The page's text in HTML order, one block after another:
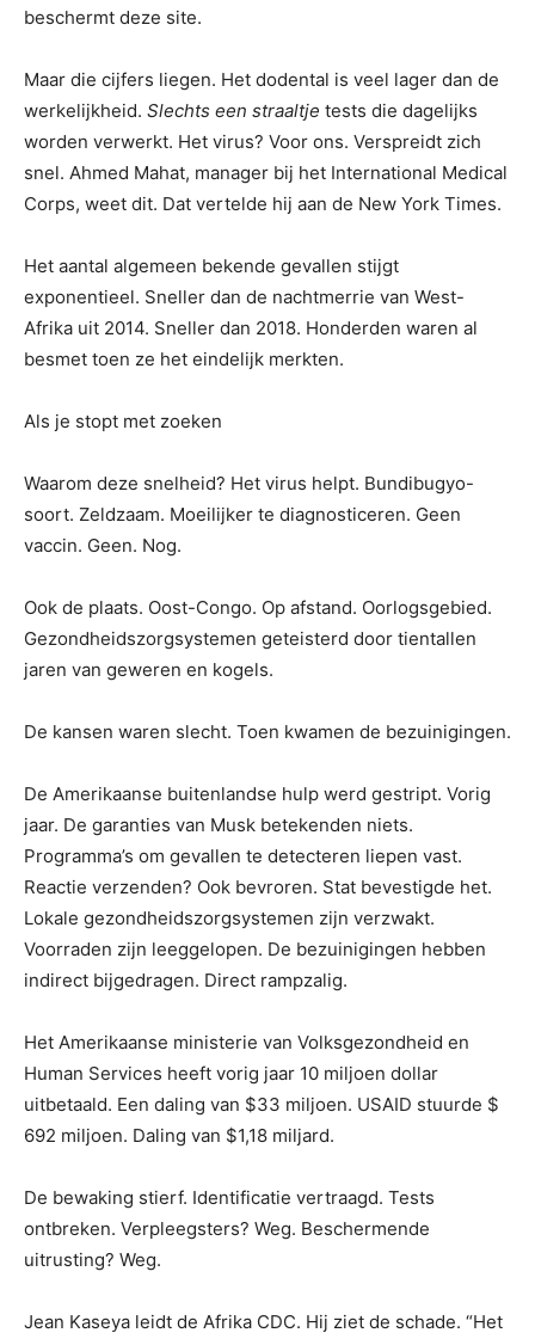
beschermt deze site.
Maar die cijfers liegen. Het dodental is veel lager dan de
werkelijkheid. Slechts een straaltje tests die dagelijks
worden verwerkt. Het virus? Voor ons. Verspreidt zich
snel. Ahmed Mahat, manager bij het International Medical
Corps, weet dit. Dat vertelde hij aan de New York Times.
Het aantal algemeen bekende gevallen stijgt
exponentieel. Sneller dan de nachtmerrie van West-
Afrika uit 2014. Sneller dan 2018. Honderden waren al
besmet toen ze het eindelijk merkten.
Als je stopt met zoeken
Waarom deze snelheid? Het virus helpt. Bundibugyo-
soort. Zeldzaam. Moeilijker te diagnosticeren. Geen
vaccin. Geen. Nog.
Ook de plaats. Oost-Congo. Op afstand. Oorlogsgebied.
Gezondheidszorgsystemen geteisterd door tientallen
jaren van geweren en kogels.
De kansen waren slecht. Toen kwamen de bezuinigingen.
De Amerikaanse buitenlandse hulp werd gestript. Vorig
jaar. De garanties van Musk betekenden niets.
Programma’s om gevallen te detecteren liepen vast.
Reactie verzenden? Ook bevroren. Stat bevestigde het.
Lokale gezondheidszorgsystemen zijn verzwakt.
Voorraden zijn leeggelopen. De bezuinigingen hebben
indirect bijgedragen. Direct rampzalig.
Het Amerikaanse ministerie van Volksgezondheid en
Human Services heeft vorig jaar 10 miljoen dollar
uitbetaald. Een daling van $33 miljoen. USAID stuurde $
692 miljoen. Daling van $1,18 miljard.
De bewaking stierf. Identificatie vertraagd. Tests
ontbreken. Verpleegsters? Weg. Beschermende
uitrusting? Weg.
Jean Kaseya leidt de Afrika CDC. Hij ziet de schade. “Het